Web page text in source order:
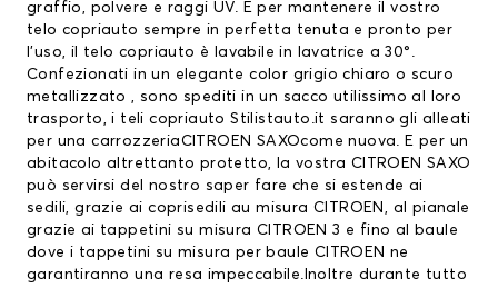
graffio, polvere e raggi UV. E per mantenere il vostro
telo copriauto sempre in perfetta tenuta e pronto per
l’uso, il telo copriauto è lavabile in lavatrice a 30°.
Confezionati in un elegante color grigio chiaro o scuro
metallizzato , sono spediti in un sacco utilissimo al loro
trasporto, i teli copriauto Stilistauto.it saranno gli alleati
per una carrozzeriaCITROEN SAXOcome nuova. E per un
abitacolo altrettanto protetto, la vostra CITROEN SAXO
può servirsi del nostro saper fare che si estende ai
sedili, grazie aicoprisedili au misura CITROEN , al pianale
grazie ai tappetini su misura CITROEN 3 e fino al baule
dove i tappetini su misura per baule CITROEN ne
garantiranno una resa impeccabile.Inoltre durante tutto